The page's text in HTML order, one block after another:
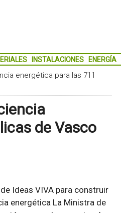
INSTALACIONES ENERGÍA
energética para las 711
de Vasco
Ideas VIVA para construir
energética La Ministra de